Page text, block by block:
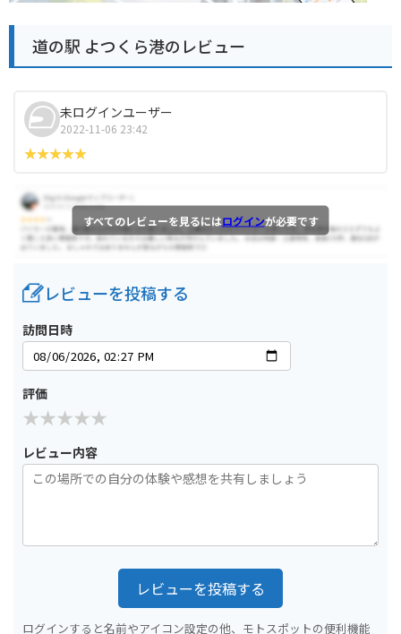
道の駅 よつくら港のレビュー
未ログインユーザー
2022-11-06 23:42
すべてのレビューを見るにはログインが必要です
レビューを投稿する
訪問日時
評価
レビュー内容
レビューを投稿する
ログインすると名前やアイコン設定の他、モトスポットの便利機能